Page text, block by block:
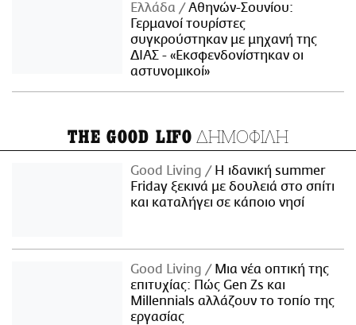
Ελλάδα
Αθηνών-Σουνίου:
Γερμανοί τουρίστες
συγκρούστηκαν με μηχανή της
ΔΙΑΣ - «Εκσφενδονίστηκαν οι
αστυνομικοί»
THE GOOD LIFO ΔΗΜΟΦΙΛΗ
Good Living
Η ιδανική summer
Friday ξεκινά με δουλειά στο σπίτι
και καταλήγει σε κάποιο νησί
Good Living
Μια νέα οπτική της
επιτυχίας: Πώς Gen Zs και
Millennials αλλάζουν το τοπίο της
εργασίας